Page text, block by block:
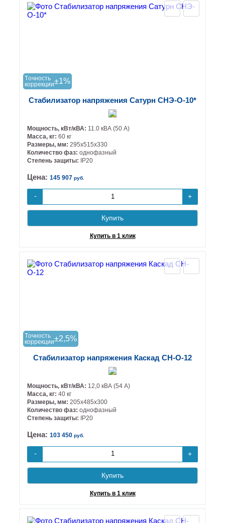
Tочность
коррекции±1%
Стабилизатор напряжения Сатурн СНЭ-О-10*
Мощность, кВт/кВА: 11.0 кВА (50 А)
Масса, кг: 60 кг
Размеры, мм: 295х515х330
Количество фаз: однофазный
Степень защиты:
IP20
Цена: 145 907 руб.
- +
Купить
Купить в 1 клик
Tочность
коррекции±2,5%
Стабилизатор напряжения Каскад СН-О-12
Мощность, кВт/кВА: 12,0 кВА (54 А)
Масса, кг: 40 кг
Размеры, мм: 205х485х300
Количество фаз: однофазный
Степень защиты: IP20
Цена: 103 450 руб.
- +
Купить
Купить в 1 клик